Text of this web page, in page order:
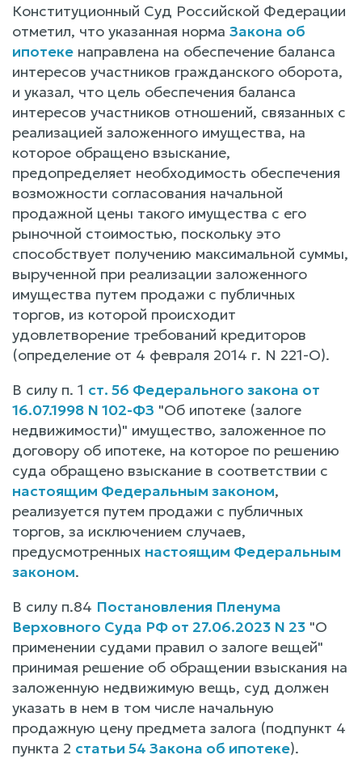
Конституционный Суд Российской Федерации
отметил, что указанная норма Закона об
ипотеке направлена на обеспечение баланса
интересов участников гражданского оборота,
и указал, что цель обеспечения баланса
интересов участников отношений, связанных с
реализацией заложенного имущества, на
которое обращено взыскание,
предопределяет необходимость обеспечения
возможности согласования начальной
продажной цены такого имущества с его
рыночной стоимостью, поскольку это
способствует получению максимальной суммы,
вырученной при реализации заложенного
имущества путем продажи с публичных
торгов, из которой происходит
удовлетворение требований кредиторов
(определение от 4 февраля 2014 г. N 221-О).
В силу п. 1 ст. 56 Федерального закона от
16.07.1998 N 102-ФЗ "Об ипотеке (залоге
недвижимости)" имущество, заложенное по
договору об ипотеке, на которое по решению
суда обращено взыскание в соответствии с
настоящим Федеральным законом,
реализуется путем продажи с публичных
торгов, за исключением случаев,
предусмотренных настоящим Федеральным
законом.
В силу п.84 Постановления Пленума
Верховного Суда РФ от 27.06.2023 N 23 "О
применении судами правил о залоге вещей"
принимая решение об обращении взыскания на
заложенную недвижимую вещь, суд должен
указать в нем в том числе начальную
продажную цену предмета залога (подпункт 4
пункта 2 статьи 54 Закона об ипотеке).